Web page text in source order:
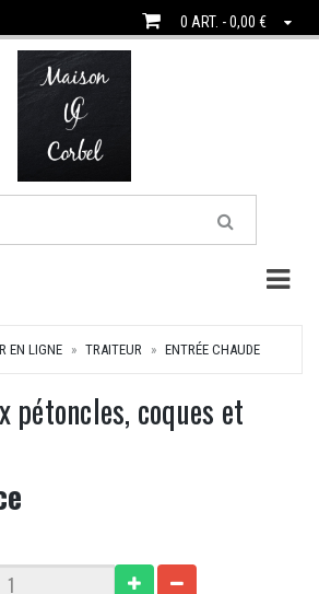
0 ART. - 0,00 €
EN LIGNE TRAITEUR ENTRÉE CHAUDE
pétoncles, coques et